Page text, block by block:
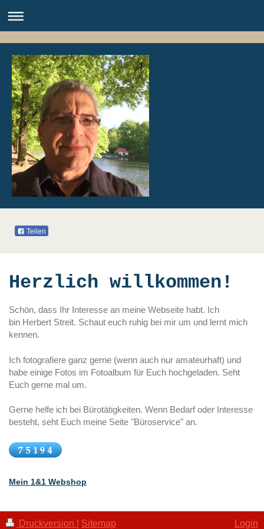
Teilen
Herzlich willkommen!
Schön, dass Ihr Interesse an meine Webseite habt. Ich
bin Herbert Streit. Schaut euch ruhig bei mir um und lernt mich
kennen.
Ich fotografiere ganz gerne (wenn auch nur amateurhaft) und
habe einige Fotos im Fotoalbum für Euch hochgeladen. Seht
Euch gerne mal um.
Gerne helfe ich bei Bürotätigkeiten. Wenn Bedarf oder Interesse
besteht, seht Euch meine Seite "Büroservice" an.
Mein 1&1 Webshop
Druckversion Sitemap Login